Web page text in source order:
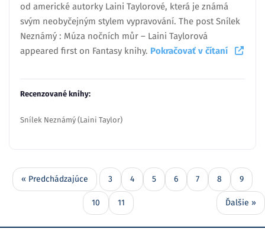
od americké autorky Laini Taylorové, která je známá
svým neobyčejným stylem vypravování. The post Snílek
Neznámý : Múza nočních můr – Laini Taylorová
appeared first on Fantasy knihy. Pokračovať v čítaní
Recenzované knihy:
Snílek Neznámý (Laini Taylor)
« Predchádzajúce 3 4 5 6 7 8 9
10 11 Ďalšie »